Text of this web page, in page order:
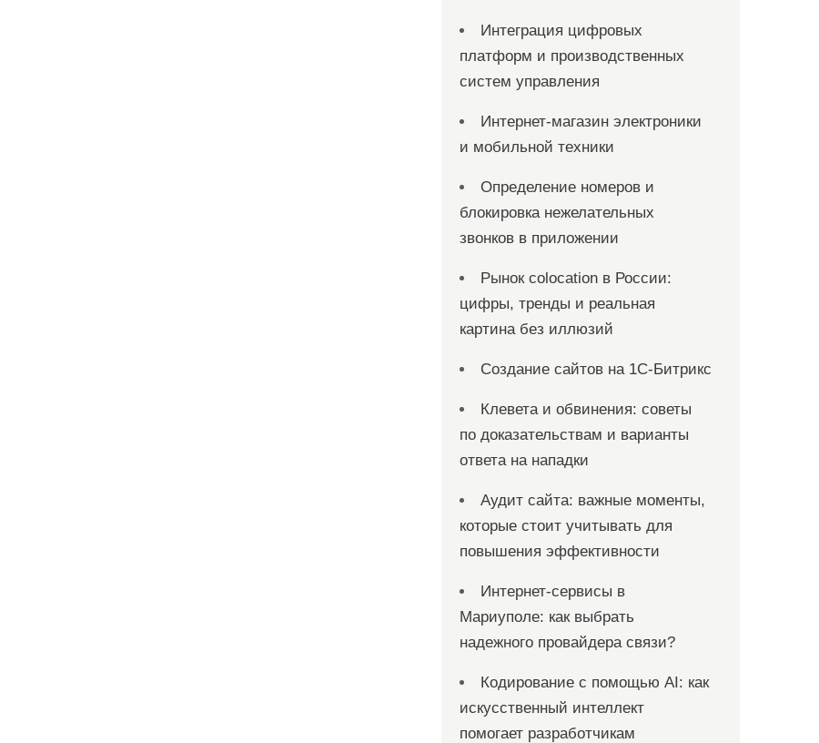
Интеграция цифровых
платформ и производственных
систем управления
Интернет-магазин электроники
и мобильной техники
Определение номеров и
блокировка нежелательных
звонков в приложении
Рынок colocation в России:
цифры, тренды и реальная
картина без иллюзий
Создание сайтов на 1С-Битрикс
Клевета и обвинения: советы
по доказательствам и варианты
ответа на нападки
Аудит сайта: важные моменты,
которые стоит учитывать для
повышения эффективности
Интернет-сервисы в
Мариуполе: как выбрать
надежного провайдера связи?
Кодирование с помощью AI: как
искусственный интеллект
помогает разработчикам